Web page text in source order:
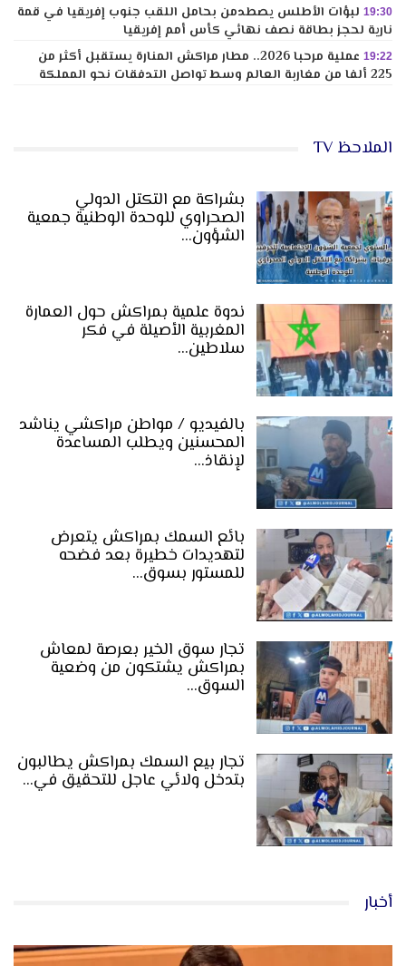
19:30 لبؤات الأطلس يصطدمن بحامل اللقب جنوب إفريقيا في قمة
نارية لحجز بطاقة نصف نهائي كأس أمم إفريقيا
19:22
عملية مرحبا 2026.. مطار مراكش المنارة يستقبل أكثر من
225 ألفا من مغاربة العالم وسط تواصل التدفقات نحو المملكة
الملاحظ TV
بشراكة مع التكتل الدولي
الصحراوي للوحدة الوطنية جمعية
الشؤون…
ندوة علمية بمراكش حول العمارة
المغربية الأصيلة في فكر
سلاطين…
بالفيديو / مواطن مراكشي يناشد
المحسنين ويطلب المساعدة
لإنقاذ…
بائع السمك بمراكش يتعرض
لتهديدات خطيرة بعد فضحه
للمستور بسوق…
تجار سوق الخير بعرصة لمعاش
بمراكش يشتكون من وضعية
السوق…
تجار بيع السمك بمراكش يطالبون
بتدخل ولائي عاجل للتحقيق في…
أخبار